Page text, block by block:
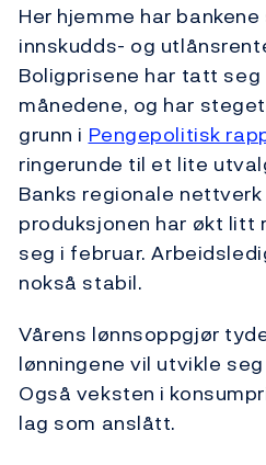
Her hjemme har
innskudds- og
Boligprisene har tatt
månedene, og har
grunn i Pengepolitisk
ringerunde til et lite
Banks regionale
produksjonen har økt litt
seg i februar.
nokså stabil.
Vårens lønnsoppgjør
lønningene vil utvikle
Også veksten i
lag som anslått.